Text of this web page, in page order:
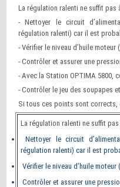
La régulation ralenti ne suffit pas
- Nettoyer le circuit
régulation ralenti) car il est
- Vérifier le niveau d’huile
- Contrôler et assurer une
- Avec la Station OPTIMA 5800,
- Contrôler le jeu des soupapes
Si tous ces points sont corrects,
La régulation ralenti ne suffit
Nettoyer le circuit
régulation ralenti) car il est
Vérifier le niveau d’huile
Contrôler et assurer une